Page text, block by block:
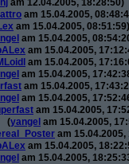
am 12.04.2005, 18:28:50)
am 15.04.2005,
am 15.04.2005, 08:51:59)
am 15.04.2005,
am 15.04.2005,
am 15.04.2005,
am 15.04.2005,
am 15.04.2005,
am 15.04.2005,
am 15.04.2005,
(yangel am 15.04.2005,
am 15.04.2005,
am 15.04.2005,
am 15.04.2005,